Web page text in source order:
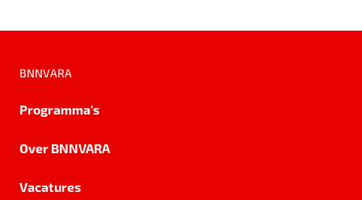
BNNVARA
Programma's
Over BNNVARA
Vacatures